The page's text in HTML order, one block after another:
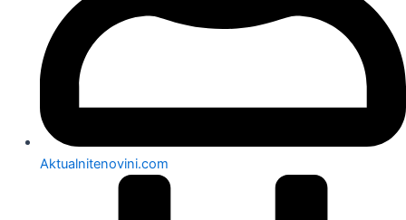
Aktualnitenovini.com